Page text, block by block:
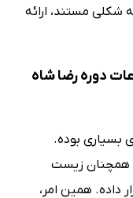
شکلی مستند، ارائه
دوره رضا شاه
بسیاری بوده.
و همچنان زیست
داده. همین امر،